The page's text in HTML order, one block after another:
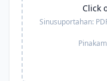
Click
Sinusuportahan: